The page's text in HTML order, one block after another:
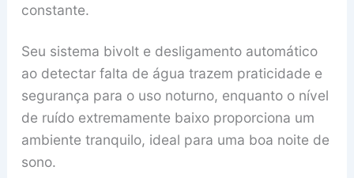
constante.
Seu sistema bivolt e desligamento automático
ao detectar falta de água trazem praticidade e
segurança para o uso noturno, enquanto o nível
de ruído extremamente baixo proporciona um
ambiente tranquilo, ideal para uma boa noite de
sono.